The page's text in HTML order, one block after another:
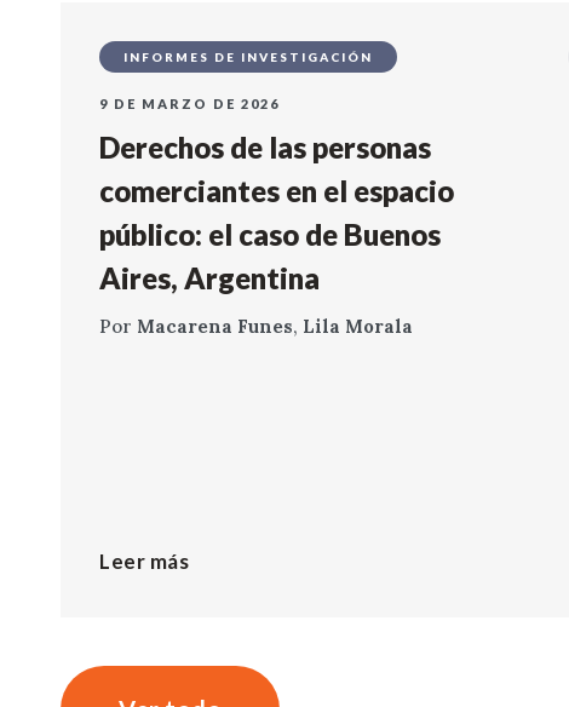
INFORMES DE INVESTIGACIÓN
9 DE MARZO DE 2026
Derechos de las personas
comerciantes en el espacio
público: el caso de Buenos
Aires, Argentina
Por Macarena Funes, Lila Morala
Leer más